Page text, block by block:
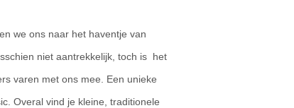
we ons naar het haventje van
niet aantrekkelijk, toch is het
varen met ons mee. Een unieke
Overal vind je kleine, traditionele